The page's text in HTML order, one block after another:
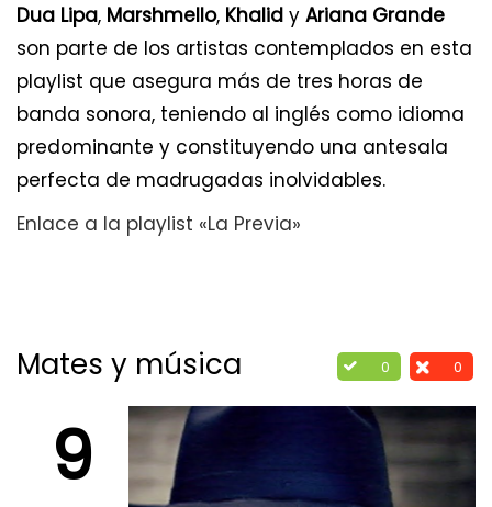
Dua Lipa, Marshmello, Khalid y Ariana Grande
son parte de los artistas contemplados en esta
playlist que asegura más de tres horas de
banda sonora, teniendo al inglés como idioma
predominante y constituyendo una antesala
perfecta de madrugadas inolvidables.
Enlace a la playlist «La Previa»
0 0
Mates y música
9